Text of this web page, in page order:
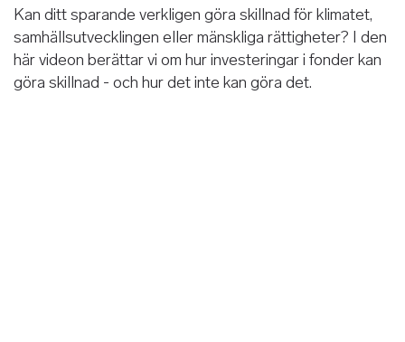
Kan ditt sparande verkligen göra skillnad för klimatet,
samhällsutvecklingen eller mänskliga rättigheter? I den
här videon berättar vi om hur investeringar i fonder kan
göra skillnad - och hur det inte kan göra det.